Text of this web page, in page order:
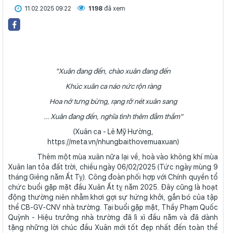
11.02.2025 09:22 1198 đã xem
“Xuân đang đến, chào xuân đang đến
Khúc xuân ca náo nức rộn ràng
Hoa nở tưng bừng, rạng rỡ nét xuân sang
… Xuân đang đến, nghĩa tình thêm đằm thắm”
(Xuân ca - Lê Mỹ Hường,
https://meta.vn/nhungbaithovemuaxuan)
Thêm một mùa xuân nữa lại về, hoà vào không khí mùa
Xuân lan tỏa đất trời, chiều ngày 06/02/2025 (Tức ngày mùng 9
tháng Giêng năm Ất Tỵ). Công đoàn phối hợp với Chính quyền tổ
chức buổi gặp mặt đầu Xuân Ất tỵ năm 2025. Đây cũng là hoạt
động thường niên nhằm khơi gợi sự hứng khởi, gắn bó của tập
thể CB-GV-CNV nhà trường. Tại buổi gặp mặt, Thầy Phạm Quốc
Quỳnh - Hiệu trưởng nhà trường đã lì xì đầu năm và đã dành
tặng những lời chúc đầu Xuân mới tốt đẹp nhất đến toàn thể